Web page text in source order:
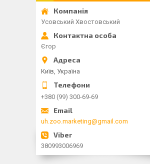
Усовський Хвостовський
Єгор
Київ, Україна
+380 (99) 300-69-69
uh.zoo.marketing@gmail.com
380993006969